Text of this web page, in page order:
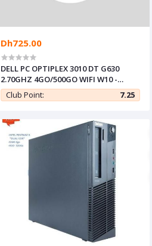
Dh725.00
DELL PC OPTIPLEX 3010 DT G630
2.70GHZ 4GO/500GO WIFI W10 -
Remis à Neuf
Club Point: 7.25